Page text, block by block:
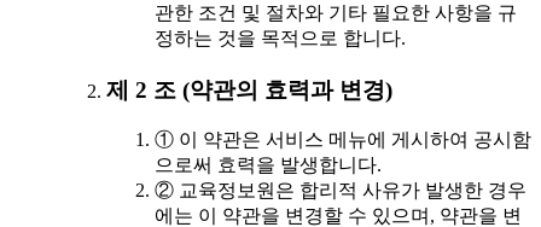
관한 조건 및 절차와 기타 필요한 사항을 규
정하는 것을 목적으로 합니다.
제 2 조 (약관의 효력과 변경)
① 이 약관은 서비스 메뉴에 게시하여 공시함
으로써 효력을 발생합니다.
② 교육정보원은 합리적 사유가 발생한 경우
에는 이 약관을 변경할 수 있으며, 약관을 변